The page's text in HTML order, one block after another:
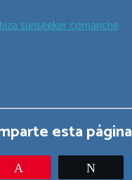
esta página